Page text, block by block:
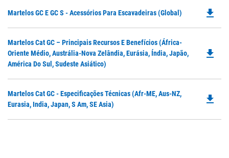
Martelos GC E GC S - Acessórios Para Escavadeiras (Global) file_download
Martelos Cat GC – Principais Recursos E Benefícios (África-
Oriente Médio, Austrália-Nova Zelândia, Eurásia, Índia, Japão,
América Do Sul, Sudeste Asiático)
file_download
Martelos Cat GC - Especificações Técnicas (Afr-ME, Aus-NZ,
Eurasia, India, Japan, S Am, SE Asia)
file_download